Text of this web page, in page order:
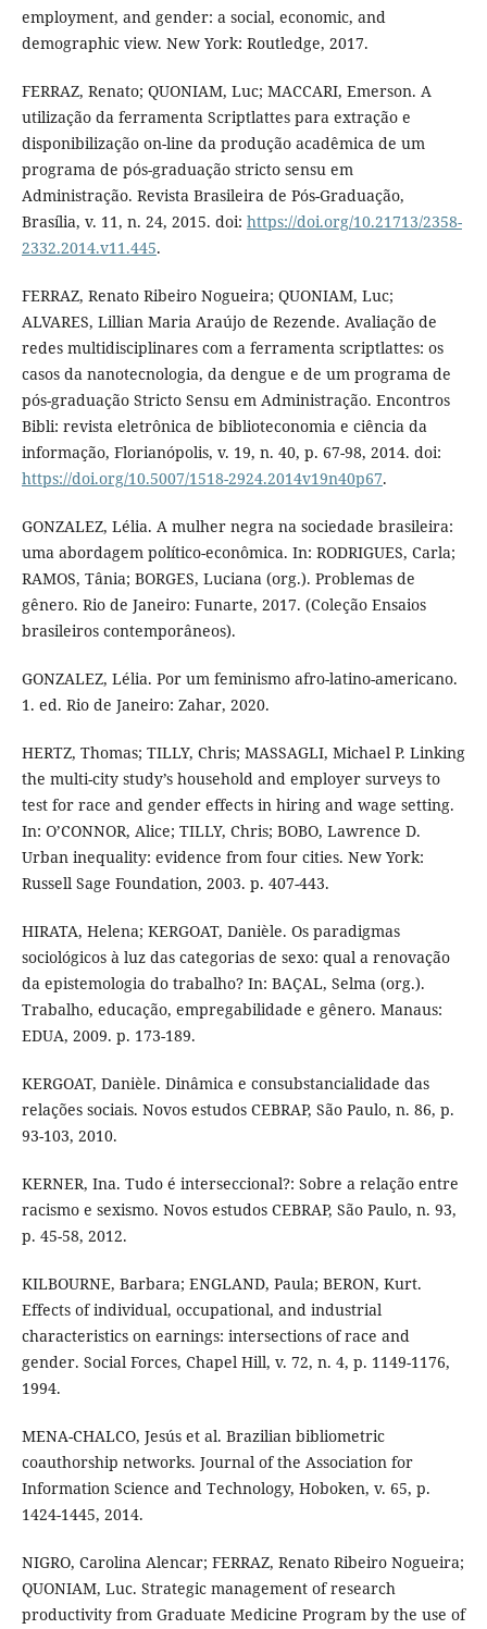
employment, and gender: a social, economic, and
demographic view. New York: Routledge, 2017.
FERRAZ, Renato; QUONIAM, Luc; MACCARI, Emerson. A
utilização da ferramenta Scriptlattes para extração e
disponibilização on-line da produção acadêmica de um
programa de pós-graduação stricto sensu em
Administração. Revista Brasileira de Pós-Graduação,
Brasília, v. 11, n. 24, 2015. doi: https://doi.org/10.21713/2358-
2332.2014.v11.445.
FERRAZ, Renato Ribeiro Nogueira; QUONIAM, Luc;
ALVARES, Lillian Maria Araújo de Rezende. Avaliação de
redes multidisciplinares com a ferramenta scriptlattes: os
casos da nanotecnologia, da dengue e de um programa de
pós-graduação Stricto Sensu em Administração. Encontros
Bibli: revista eletrônica de biblioteconomia e ciência da
informação, Florianópolis, v. 19, n. 40, p. 67-98, 2014. doi:
https://doi.org/10.5007/1518-2924.2014v19n40p67.
GONZALEZ, Lélia. A mulher negra na sociedade brasileira:
uma abordagem político-econômica. In: RODRIGUES, Carla;
RAMOS, Tânia; BORGES, Luciana (org.). Problemas de
gênero. Rio de Janeiro: Funarte, 2017. (Coleção Ensaios
brasileiros contemporâneos).
GONZALEZ, Lélia. Por um feminismo afro-latino-americano.
1. ed. Rio de Janeiro: Zahar, 2020.
HERTZ, Thomas; TILLY, Chris; MASSAGLI, Michael P. Linking
the multi-city study’s household and employer surveys to
test for race and gender effects in hiring and wage setting.
In: O’CONNOR, Alice; TILLY, Chris; BOBO, Lawrence D.
Urban inequality: evidence from four cities. New York:
Russell Sage Foundation, 2003. p. 407-443.
HIRATA, Helena; KERGOAT, Danièle. Os paradigmas
sociológicos à luz das categorias de sexo: qual a renovação
da epistemologia do trabalho? In: BAÇAL, Selma (org.).
Trabalho, educação, empregabilidade e gênero. Manaus:
EDUA, 2009. p. 173-189.
KERGOAT, Danièle. Dinâmica e consubstancialidade das
relações sociais. Novos estudos CEBRAP, São Paulo, n. 86, p.
93-103, 2010.
KERNER, Ina. Tudo é interseccional?: Sobre a relação entre
racismo e sexismo. Novos estudos CEBRAP, São Paulo, n. 93,
p. 45-58, 2012.
KILBOURNE, Barbara; ENGLAND, Paula; BERON, Kurt.
Effects of individual, occupational, and industrial
characteristics on earnings: intersections of race and
gender. Social Forces, Chapel Hill, v. 72, n. 4, p. 1149-1176,
1994.
MENA-CHALCO, Jesús et al. Brazilian bibliometric
coauthorship networks. Journal of the Association for
Information Science and Technology, Hoboken, v. 65, p.
1424-1445, 2014.
NIGRO, Carolina Alencar; FERRAZ, Renato Ribeiro Nogueira;
QUONIAM, Luc. Strategic management of research
productivity from Graduate Medicine Program by the use of